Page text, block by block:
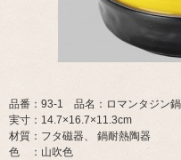
品番：93-1 品名：ロマンタジン
実寸：14.7×16.7×11.3cm
材質：フタ磁器、 鍋耐熱陶器
色 ：山吹色